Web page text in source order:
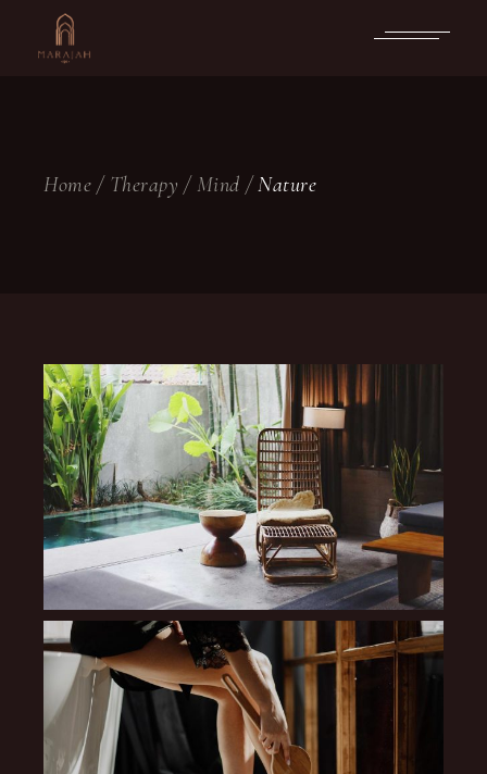
Home Therapy Mind Nature